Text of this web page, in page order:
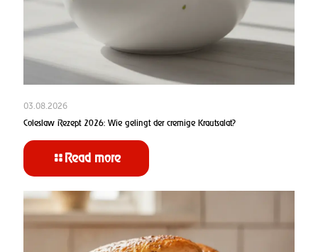
03.08.2026
Coleslaw Rezept 2026: Wie gelingt der cremige Krautsalat?
Read more